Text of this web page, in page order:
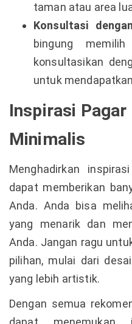
taman atau area
Konsultasi
bingung
konsultasikan
untuk
Inspirasi Pagar
Minimalis
Menghadirkan
dapat memberikan
Anda. Anda bisa
yang menarik dan
Anda. Jangan ragu
pilihan, mulai dari
yang lebih artistik.
Dengan semua